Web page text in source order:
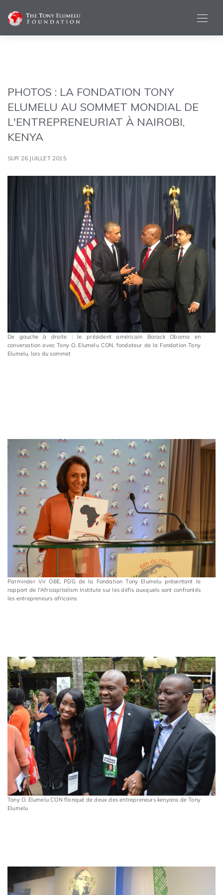
PHOTOS : LA FONDATION TONY
ELUMELU AU SOMMET MONDIAL DE
L'ENTREPRENEURIAT À NAIROBI,
KENYA
SUR 26 JUILLET 2015
De gauche à droite : le président américain Barack Obama en
conversation avec Tony O. Elumelu CON, fondateur de la Fondation Tony
Elumelu, lors du sommet
Parminder Vir OBE, PDG de la Fondation Tony Elumelu présentant le
rapport de l'Africapitalism Institute sur les défis auxquels sont confrontés
les entrepreneurs africains
Tony O. Elumelu CON flanqué de deux des entrepreneurs kenyans de Tony
Elumelu